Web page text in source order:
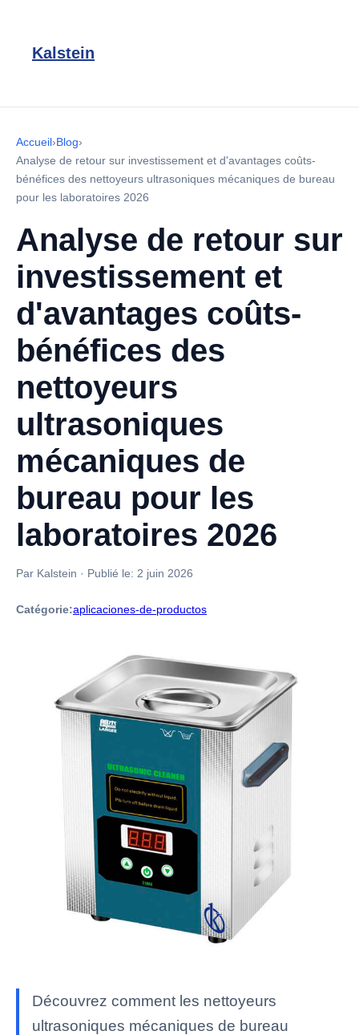
Kalstein
Accueil›Blog›
Analyse de retour sur investissement et d'avantages coûts-
bénéfices des nettoyeurs ultrasoniques mécaniques de bureau
pour les laboratoires 2026
Analyse de retour sur
investissement et
d'avantages coûts-
bénéfices des
nettoyeurs
ultrasoniques
mécaniques de
bureau pour les
laboratoires 2026
Par Kalstein · Publié le: 2 juin 2026
Catégorie:aplicaciones-de-productos
Découvrez comment les nettoyeurs
ultrasoniques mécaniques de bureau